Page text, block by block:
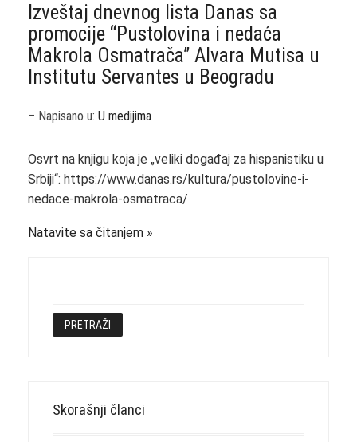
Izveštaj dnevnog lista Danas sa
promocije “Pustolovina i nedaća
Makrola Osmatrača” Alvara Mutisa u
Institutu Servantes u Beogradu
– Napisano u: U medijima
Osvrt na knjigu koja je „veliki događaj za hispanistiku u
Srbiji“: https://www.danas.rs/kultura/pustolovine-i-
nedace-makrola-osmatraca/
Natavite sa čitanjem
Skorašnji članci